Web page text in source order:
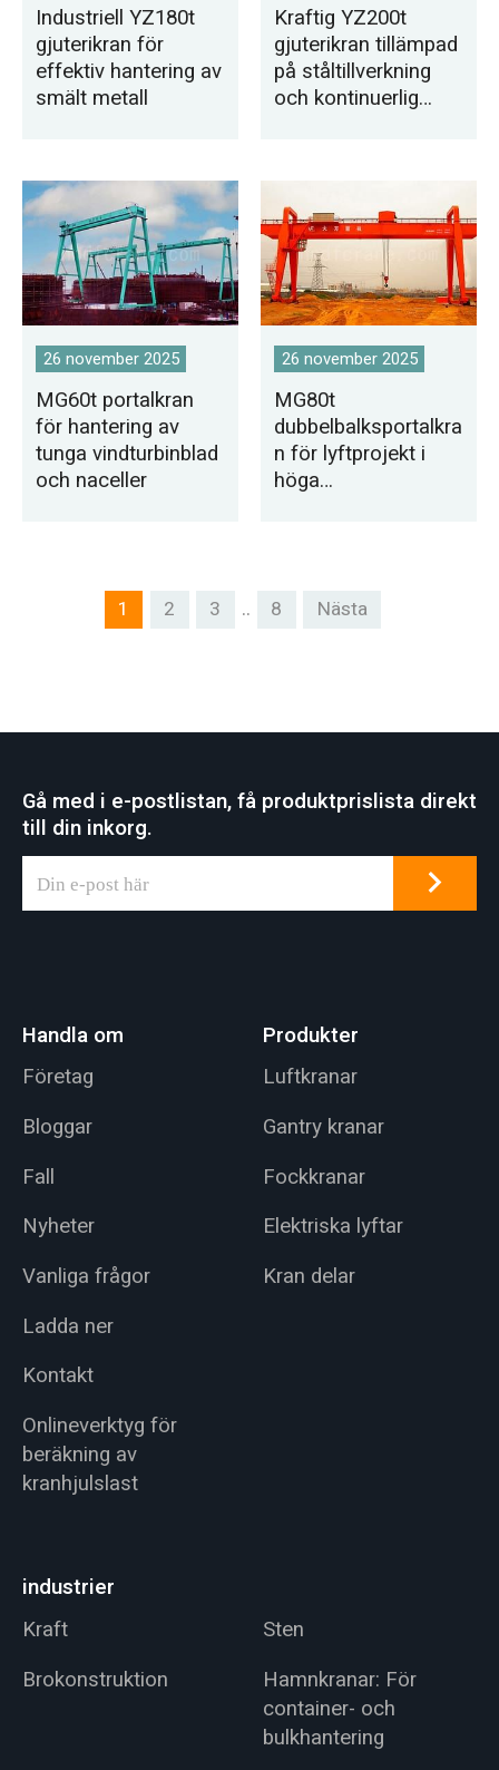
Industriell YZ180t
gjuterikran för
effektiv hantering av
smält metall
Kraftig YZ200t
gjuterikran tillämpad
på ståltillverkning
och kontinuerlig
26 november 2025
MG60t portalkran
för hantering av
tunga vindturbinblad
och naceller
26 november 2025
MG80t
dubbelbalksportalkra
n för lyftprojekt i
höga
1 2 3 .. 8 Nästa
Gå med i e-postlistan, få produktprislista direkt
till din inkorg.
Handla om
Företag
Bloggar
Fall
Nyheter
Vanliga frågor
Ladda ner
Kontakt
Onlineverktyg för
beräkning av
kranhjulslast
Produkter
Luftkranar
Gantry kranar
Fockkranar
Elektriska lyftar
Kran delar
industrier
Kraft
Sten
Brokonstruktion
Hamnkranar: För
container- och
bulkhantering